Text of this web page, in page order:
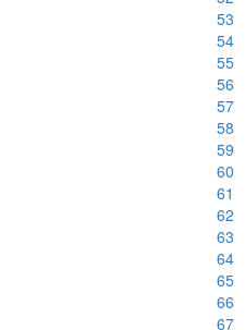
53
54
55
56
57
58
59
60
61
62
63
64
65
66
67